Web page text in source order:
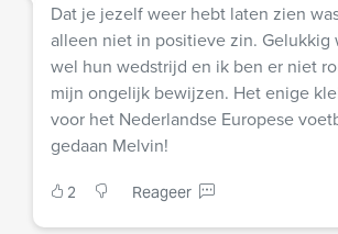
Dat je jezelf weer hebt laten zien
alleen niet in positieve zin. Gelukkig
wel hun wedstrijd en ik ben er niet
mijn ongelijk bewijzen. Het enige
voor het Nederlandse Europese
gedaan Melvin!
2 Reageer